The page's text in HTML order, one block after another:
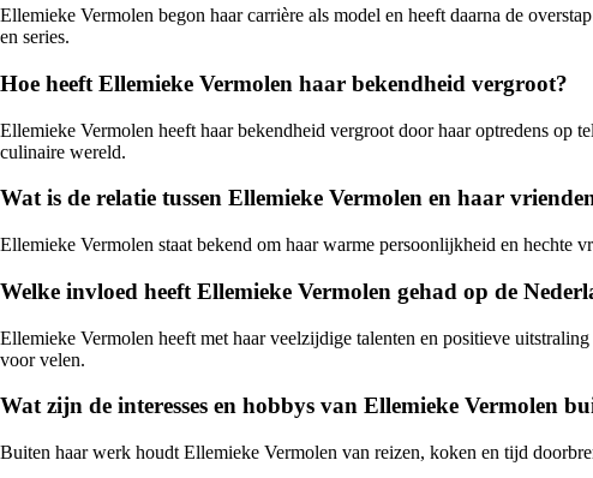
Ellemieke Vermolen begon haar carrière als model en heeft daarna de
en series.
Hoe heeft Ellemieke Vermolen haar bekendheid vergroot?
Ellemieke Vermolen heeft haar bekendheid vergroot door haar optredens op
culinaire wereld.
Wat is de relatie tussen Ellemieke Vermolen en haar
Ellemieke Vermolen staat bekend om haar warme persoonlijkheid en hechte
Welke invloed heeft Ellemieke Vermolen gehad op de
Ellemieke Vermolen heeft met haar veelzijdige talenten en positieve
voor velen.
Wat zijn de interesses en hobbys van Ellemieke Vermolen
Buiten haar werk houdt Ellemieke Vermolen van reizen, koken en tijd